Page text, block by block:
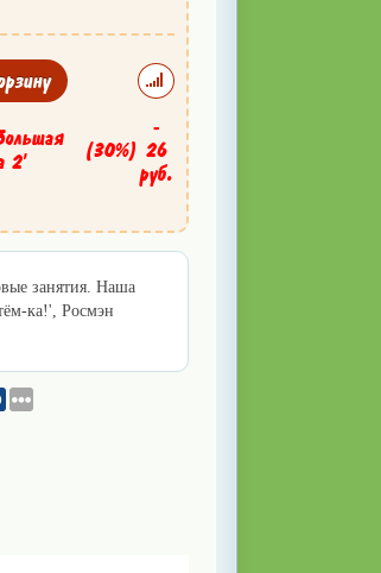
2'
(30%)
-
26
руб.
занятия. Наша
ка!', Росмэн